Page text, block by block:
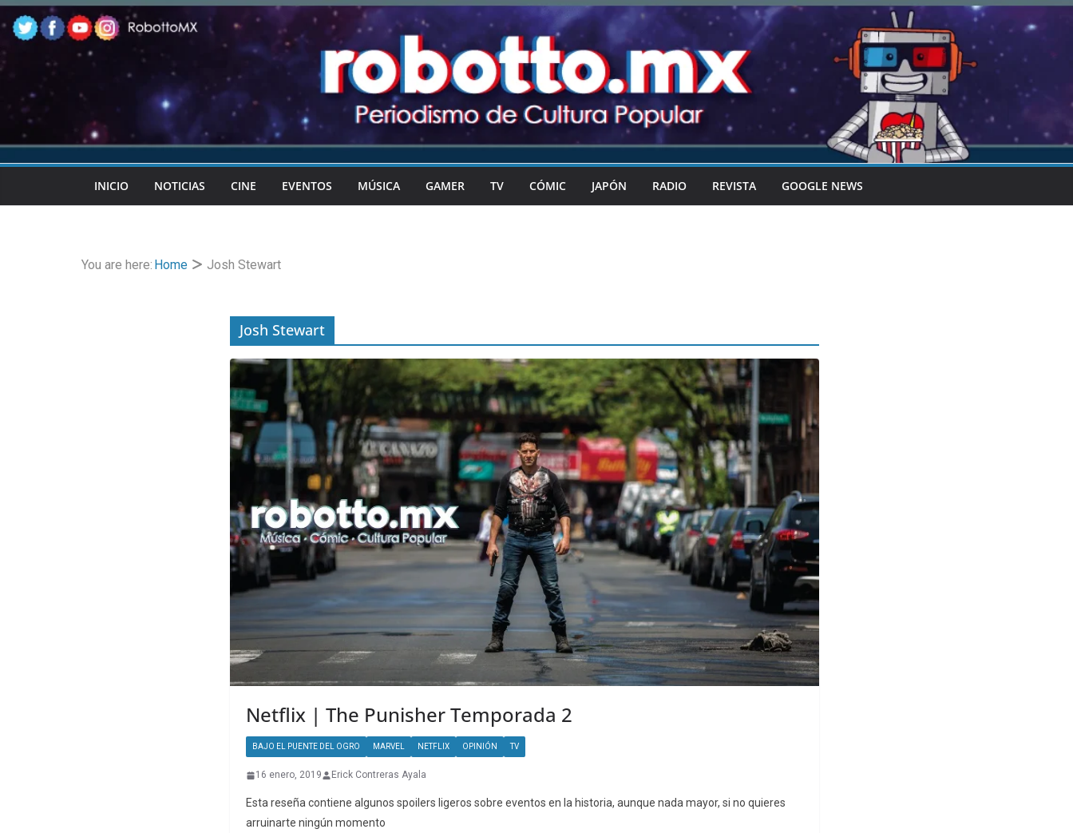
Skip
to
content
INICIO NOTICIAS CINE EVENTOS MÚSICA GAMER TV CÓMIC JAPÓN RADIO REVISTA GOOGLE NEWS
You are here: Home Josh Stewart
Josh Stewart
Netflix | The Punisher Temporada 2
BAJO EL PUENTE DEL OGRO MARVEL NETFLIX OPINIÓN TV
16 enero, 2019 Erick Contreras Ayala
Esta reseña contiene algunos spoilers ligeros sobre eventos en la historia, aunque nada mayor, si no quieres
arruinarte ningún momento